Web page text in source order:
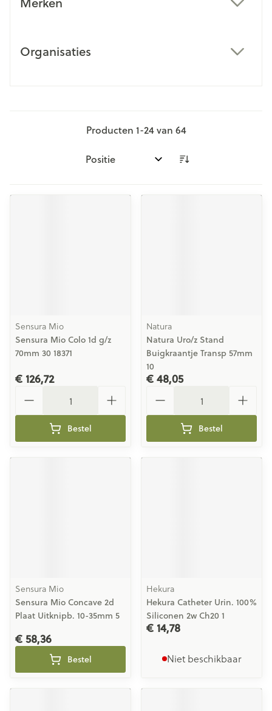
Organisaties
Producten 1-24van 64
Sorteer op:
Sensura Mio
Sensura Mio Colo 1d g/z
70mm 30 18371
€ 126,72
Bestel
Natura
Natura Uro/z Stand
Buigkraantje Transp 57mm
10
€ 48,05
Bestel
Sensura Mio
Sensura Mio Concave 2d
Plaat Uitknipb. 10-35mm 5
€ 58,36
Bestel
Hekura
Hekura Catheter Urin. 100%
Siliconen 2w Ch20 1
€ 14,78
Niet beschikbaar